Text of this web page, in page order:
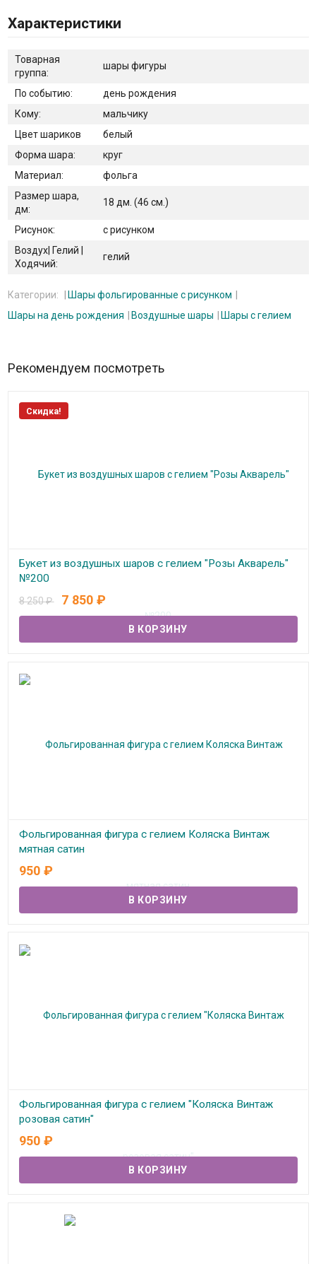
Характеристики
Товарная
группа:
шары фигуры
По событию:
день рождения
Кому:
мальчику
Цвет шариков
белый
Форма шара:
круг
Материал:
фольга
Размер шара,
дм:
18 дм. (46 см.)
Рисунок:
с рисунком
Воздух| Гелий |
Ходячий:
гелий
Категории:
Шары фольгированные с рисунком
Шары на день рождения
Воздушные шары Шары с гелием
Рекомендуем посмотреть
Скидка!
Букет из воздушных шаров с гелием "Розы Акварель"
№200
В наличии
8 250₽ 7 850 ₽
Фольгированная фигура с гелием Коляска Винтаж
мятная сатин
В наличии
950 ₽
Фольгированная фигура с гелием "Коляска Винтаж
розовая сатин"
В наличии
950 ₽